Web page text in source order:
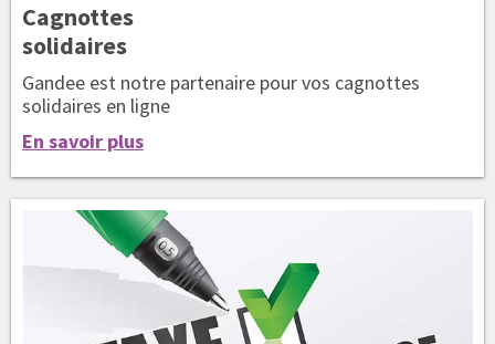
Cagnottes
solidaires
Gandee est notre partenaire pour vos cagnottes
solidaires en ligne
En savoir plus